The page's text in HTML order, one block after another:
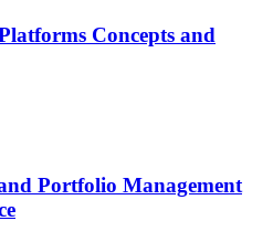
Concepts and
Portfolio Management